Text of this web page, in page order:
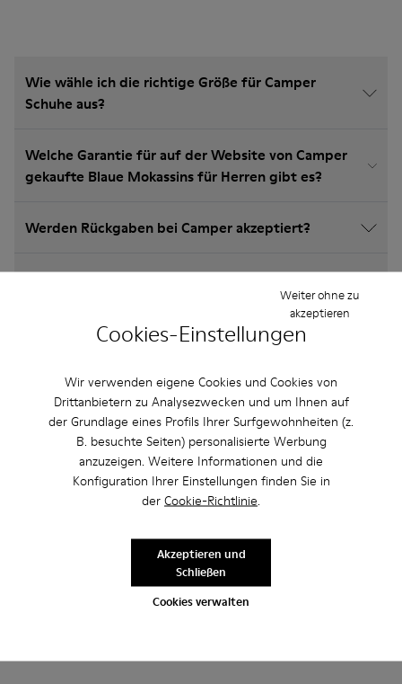
Cookies-Einstellungen
Wir verwenden eigene Cookies und Cookies von
Drittanbietern zu Analysezwecken und um Ihnen auf
der Grundlage eines Profils Ihrer Surfgewohnheiten (z.
B. besuchte Seiten) personalisierte Werbung
anzuzeigen. Weitere Informationen und die
Konfiguration Ihrer Einstellungen finden Sie in
der Cookie-Richtlinie.
Cookies verwalten
Weiter ohne zu
akzeptieren
Akzeptieren und
Schließen
Wie wähle ich die richtige Größe für Camper
Schuhe aus?
Welche Garantie für auf der Website von Camper
gekaufte Blaue Mokassins für Herren gibt es?
Werden Rückgaben bei Camper akzeptiert?
Wie viel kostet der Versand für Camper Blaue
Andere Kategorien
Lederfreie-Schuhe
Clogs Sandalen
Sneaker
Slipper